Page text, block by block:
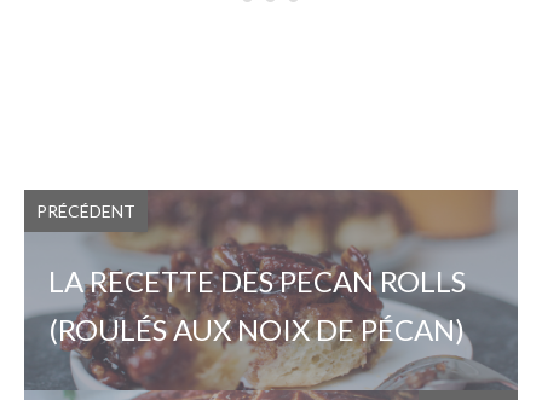
PRÉCÉDENT
LA RECETTE DES PECAN ROLLS
(ROULÉS AUX NOIX DE PÉCAN)